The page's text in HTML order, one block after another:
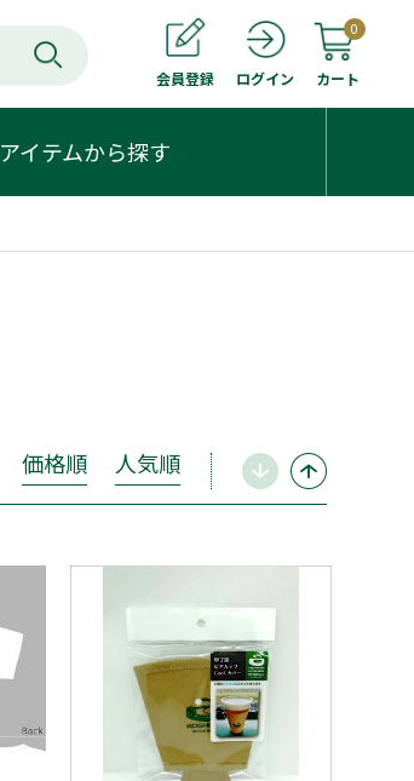
会員登録 ログイン
0
カート
アイテムから探す
価格順 人気順